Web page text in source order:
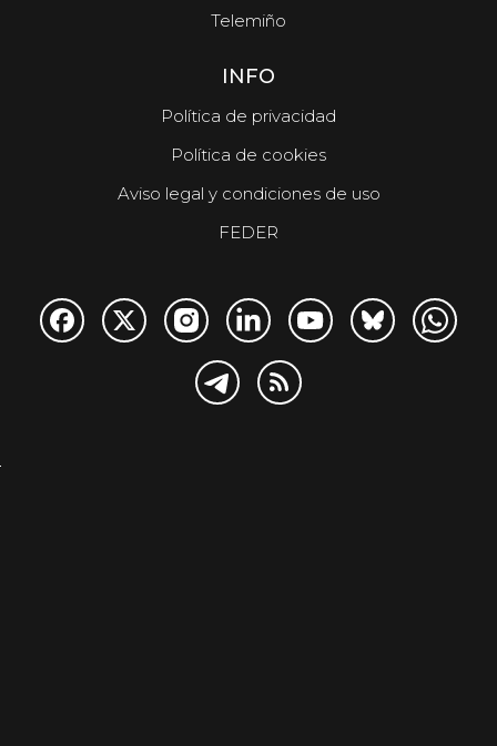
Telemiño
INFO
Política de privacidad
Política de cookies
Aviso legal y condiciones de uso
FEDER